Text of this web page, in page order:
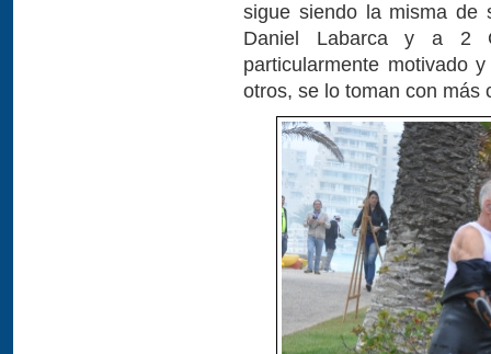
sigue siendo la misma de
Daniel Labarca y a 2
particularmente motivado
otros, se lo toman con más